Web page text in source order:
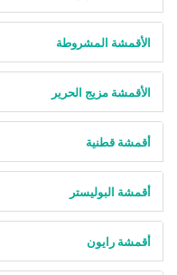
الأقمشة المشروطة
الأقمشة مزيج الحرير
أقمشة قطنية
أقمشة البوليستر
أقمشة رايون